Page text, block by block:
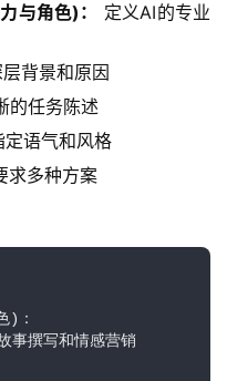
与角色)：
定义AI的专业
背景和原因
的任务陈述
定语气和风格
求多种方案
)：
事撰写和情感营销